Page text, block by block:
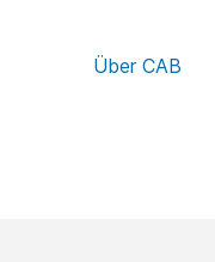
Über CAB